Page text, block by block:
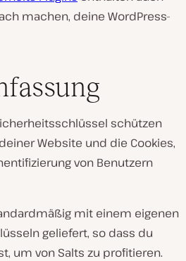
machen, deine WordPress-
schützen
Website und die Cookies,
von Benutzern
mit einem eigenen
geliefert, so dass du
um von Salts zu profitieren.